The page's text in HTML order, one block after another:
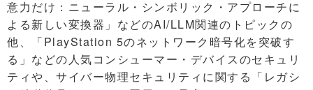
意力だけ：ニューラル・シンボリック・アプローチに
よる新しい変換器」などのAI/LLM関連のトピックの
他、「PlayStation 5のネットワーク暗号化を突破す
る」などの人気コンシューマー・デバイスのセキュリ
ティや、サイバー物理セキュリティに関する「レガシ